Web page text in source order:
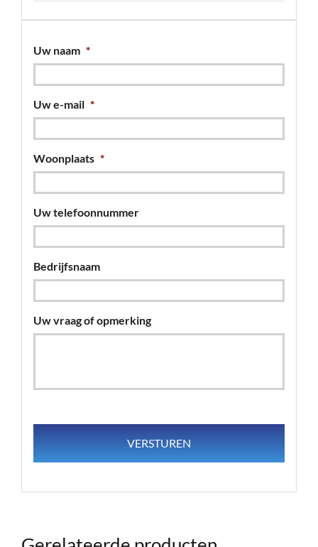
Uw naam *
Uw e-mail *
Woonplaats *
Uw telefoonnummer
Bedrijfsnaam
Uw vraag of opmerking